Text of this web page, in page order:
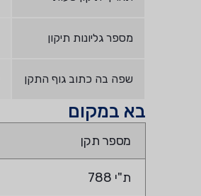
מספר גליונות תיקון
שפה בה כתוב גוף התקן
בא במקום
מספר תקן
ת"י 788